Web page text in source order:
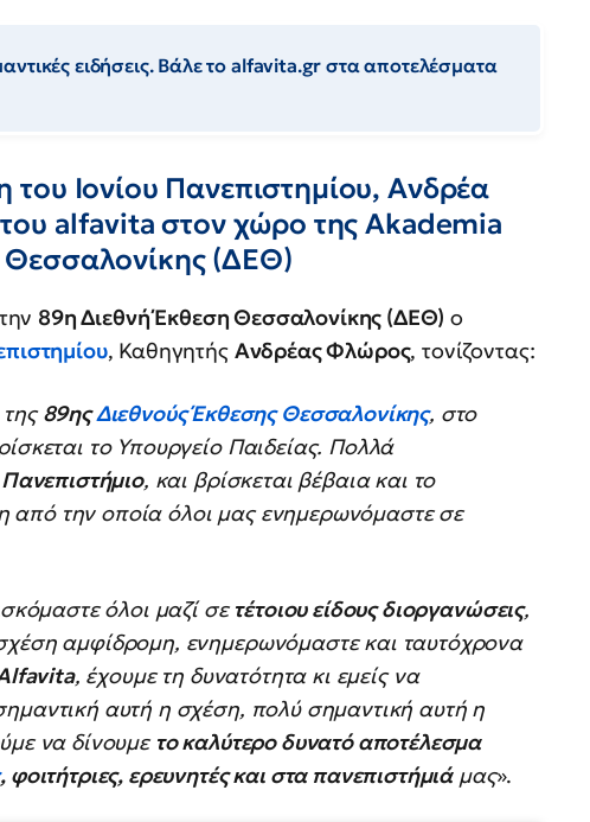
ειδήσεις. Βάλε το alfavita.gr στα αποτελέσματα
του Ιονίου Πανεπιστημίου, Ανδρέα
alfavita στον χώρο της Akademia
Θεσσαλονίκης (ΔΕΘ)
89η Διεθνή Έκθεση Θεσσαλονίκης (ΔΕΘ) ο
, Καθηγητής Ανδρέας Φλώρος, τονίζοντας:
89ηςΔιεθνούς Έκθεσης Θεσσαλονίκης, στο
το Υπουργείο Παιδείας. Πολλά
Πανεπιστήμιο, και βρίσκεται βέβαια και το
από την οποία όλοι μας ενημερωνόμαστε σε
όλοι μαζί σετέτοιου είδους διοργανώσεις,
αμφίδρομη, ενημερωνόμαστε και ταυτόχρονα
, έχουμε τη δυνατότητα κι εμείς να
αυτή η σχέση, πολύ σημαντική αυτή η
να δίνουμε το καλύτερο δυνατό αποτέλεσμα
, φοιτήτριες, ερευνητές και στα πανεπιστήμιάμας».